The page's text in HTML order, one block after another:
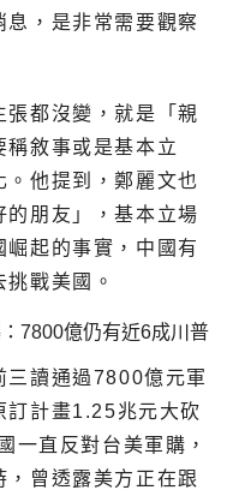
，是非常需要觀察
張都沒變，就是「親
稱敘事或是基本立
他提到，鄭麗文也
的朋友」，基本立場
起的事實，中國有
戰美國。
7800億仍有近6成川普
三讀通過7800億元軍
訂計畫1.25兆元大砍
一直反對台美軍購，
曾透露美方正在跟